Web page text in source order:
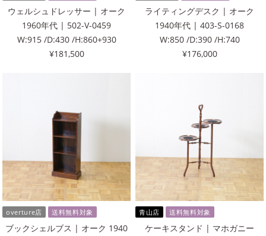
ウェルシュドレッサー | オーク
1960年代 | 502-V-0459
W:915 /D:430 /H:860+930
¥181,500
ライティングデスク | オーク
1940年代 | 403-S-0168
W:850 /D:390 /H:740
¥176,000
overture店 送料無料対象
ブックシェルブス | オーク 1940
青山店 送料無料対象
ケーキスタンド | マホガニー